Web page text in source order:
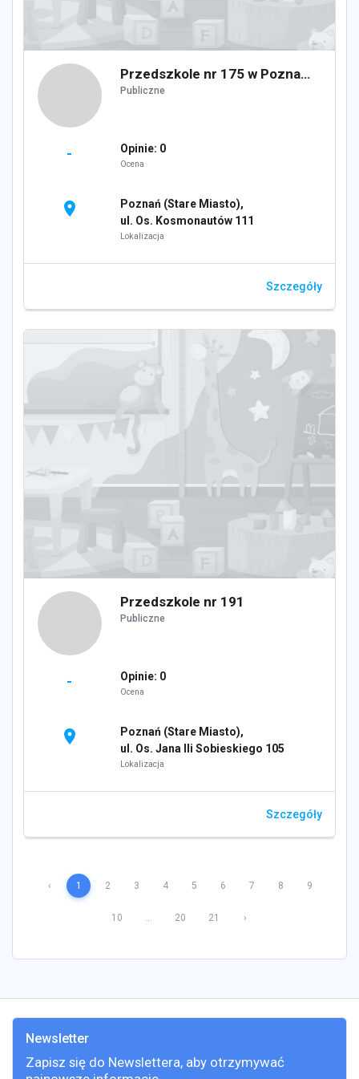
Przedszkole nr 175 w Poznaniu
Publiczne
- Opinie: 0
Ocena
location_on
Poznań (Stare Miasto),
ul. Os. Kosmonautów 111
Lokalizacja
Szczegóły
Przedszkole nr 191
Publiczne
- Opinie: 0
Ocena
location_on
Poznań (Stare Miasto),
ul. Os. Jana IIi Sobieskiego 105
Lokalizacja
Szczegóły
‹ 1 2 3 4 5 6 7 8 9
10 20 21 ›
Newsletter
Zapisz się do Newslettera, aby otrzymywać